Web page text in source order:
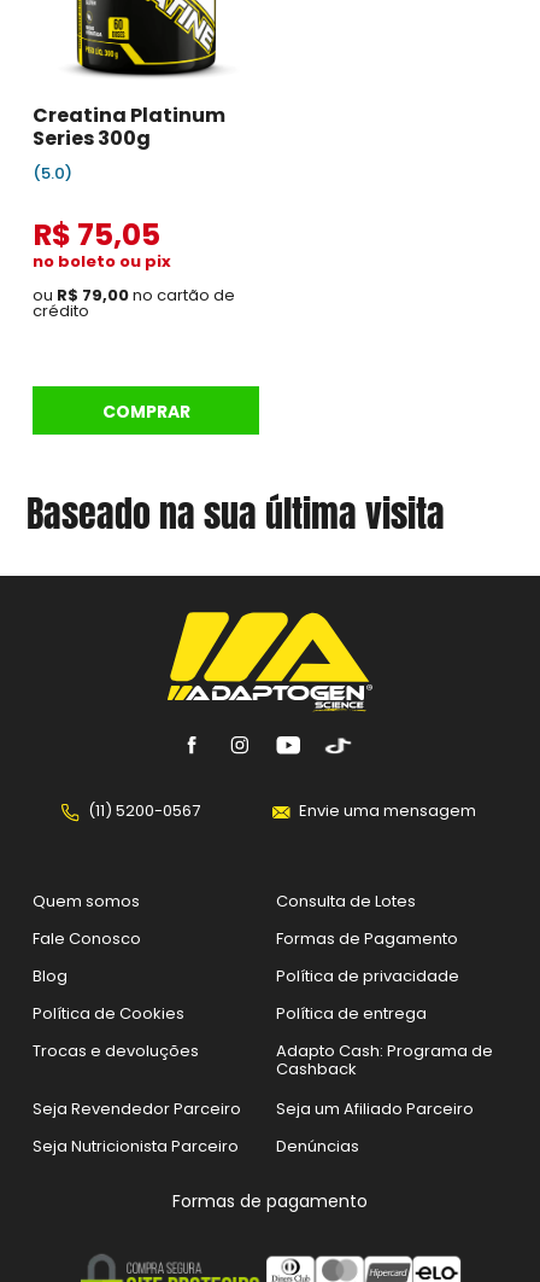
Creatina Platinum
Series 300g
(5.0)
R$ 75,05
no boleto ou pix
ou R$ 79,00no cartão de
crédito
COMPRAR
Baseado na sua última visita
(11) 5200-0567 Envie uma mensagem
Quem somos
Consulta de Lotes
Fale Conosco
Formas de Pagamento
Blog
Política de privacidade
Política de Cookies
Política de entrega
Trocas e devoluções
Adapto Cash: Programa de
Cashback
Seja Revendedor Parceiro
Seja um Afiliado Parceiro
Seja Nutricionista Parceiro
Denúncias
Formas de pagamento